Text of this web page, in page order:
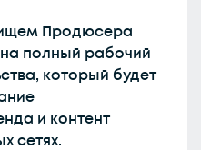
Продюсера
полный рабочий
который будет
и контент
сетях.